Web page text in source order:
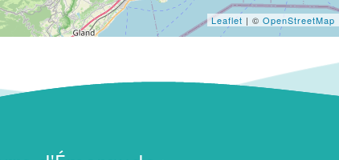
Leaflet | © OpenStreetMap